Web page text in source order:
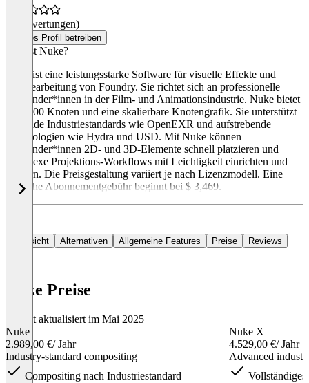
(0 Bewertungen)
Dieses Profil betreiben
Was ist Nuke?
Nuke ist eine leistungsstarke Software für visuelle Effekte und
Filmbearbeitung von Foundry. Sie richtet sich an professionelle
Anwender*innen in der Film- und Animationsindustrie. Nuke bietet
über 200 Knoten und eine skalierbare Knotengrafik. Sie unterstützt
führende Industriestandards wie OpenEXR und aufstrebende
Technologien wie Hydra und USD. Mit Nuke können
Anwender*innen 2D- und 3D-Elemente schnell platzieren und
komplexe Projektions-Workflows mit Leichtigkeit einrichten und
rendern. Die Preisgestaltung variiert je nach Lizenzmodell. Eine
jährliche Abonnementgebühr beginnt bei $ 3,469.
Übersicht Alternativen Allgemeine Features Preise Reviews
Nuke Preise
Zuletzt aktualisiert im Mai 2025
Nuke
2.989,00 €/ Jahr
Industry-standard compositing
Compositing nach Industriestandard
Nuke X
4.529,00 €/ Jahr
Advanced